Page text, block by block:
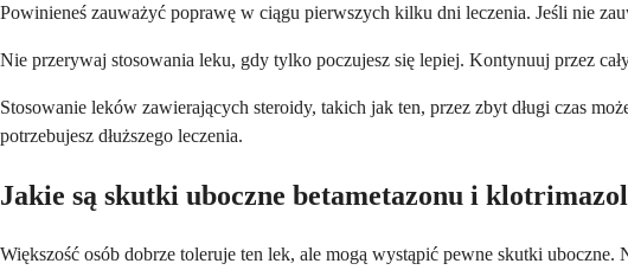
Powinieneś zauważyć poprawę w ciągu pierwszych kilku dni leczenia. Jeśli nie
Nie przerywaj stosowania leku, gdy tylko poczujesz się lepiej. Kontynuuj przez
Stosowanie leków zawierających steroidy, takich jak ten, przez zbyt długi czas
potrzebujesz dłuższego leczenia.
Jakie są skutki uboczne betametazonu i
Większość osób dobrze toleruje ten lek, ale mogą wystąpić pewne skutki uboczne.